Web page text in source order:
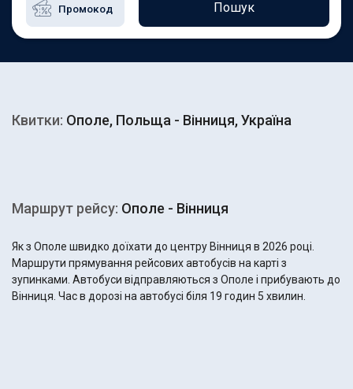
Пошук
Квитки: Ополе, Польща - Вінниця, Україна
Маршрут рейсу: Ополе - Вінниця
Як з Ополе швидко доїхати до центру Вінниця в 2026 році.
Маршрути прямування рейсових автобусів на карті з
зупинками. Автобуси відправляються з Ополе і прибувають до
Вінниця. Час в дорозі на автобусі біля 19 годин 5 хвилин.